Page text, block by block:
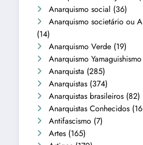
Anarquismo social (36)
Anarquismo societário ou
(14)
Anarquismo Verde (19)
Anarquismo Yamaguishismo
Anarquista (285)
Anarquistas (374)
Anarquistas brasileiros (82)
Anarquistas Conhecidos
Antifascismo (7)
Artes (165)